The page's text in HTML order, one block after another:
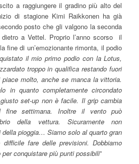
a raggiungere il gradino più alto del
di stagione Kimi Raikkonen ha già
posto che gli valgono la seconda
a Vettel. Proprio l’anno scorso il
fine di un’emozionante rimonta, il podio
il mio primo podio con la Lotus,
troppo in qualifica restando fuori
molto, anche se manca la vittoria.
in quanto completamente circondato
set-up non è facile. Il grip cambia
fine settimana. Inoltre il vento può
della vettura. Sicuramente non
della pioggia… Siamo solo al quarto gran
fare delle previsioni. Dobbiamo
conquistare più punti possibili”